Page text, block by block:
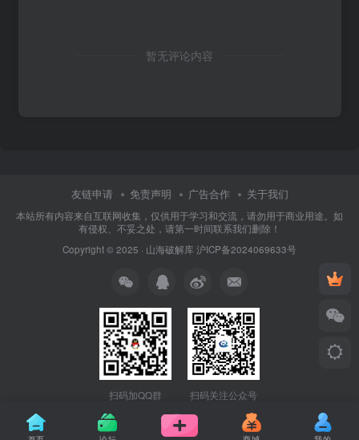
暂无评论内容
友链申请 免责声明 广告合作 关于我们
本站所有内容来自互联网收集，仅供用于学习和交流，请勿用于商业用途。如
有侵权、不妥之处，请第一时间联系我们删除！
Copyright © 2025 · 山海破解库沪ICP备2024069633号
扫码加QQ群 扫码关注公众号